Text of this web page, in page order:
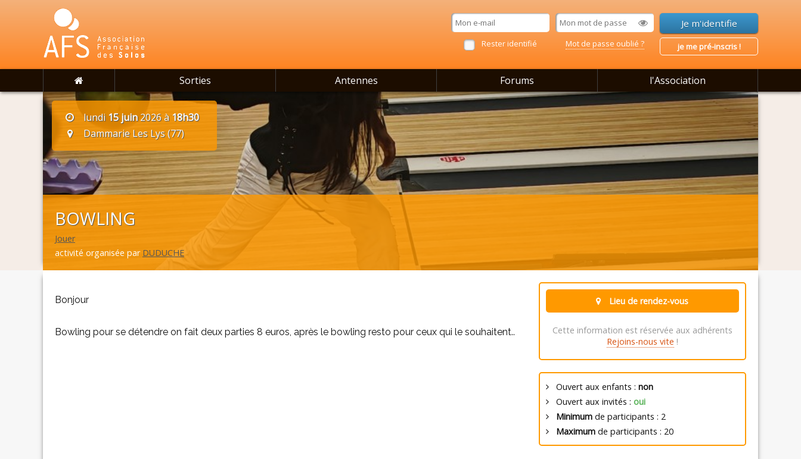
Rester identifié Mot de passe oublié ? je me pré-inscris !
Sorties Antennes Forums l'Association
lundi15 juin2026 à 18h30
Dammarie Les Lys (77)
BOWLING
Jouer
activité organisée par DUDUCHE
Bonjour
Bowling pour se détendre on fait deux parties 8 euros, après le bowling resto pour ceux qui le souhaitent..
Lieu de rendez-vous
Cette information est réservée aux adhérents
Rejoins-nous vite !
Ouvert aux enfants : non
Ouvert aux invités : oui
Minimumde participants : 2
Maximumde participants : 20